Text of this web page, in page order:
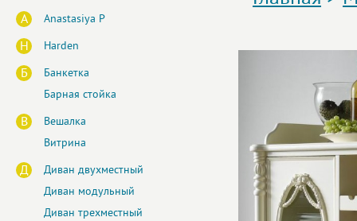
A Anastasiya P
H Harden
Б
Банкетка
Барная стойка
В
Вешалка
Витрина
Д
Диван двухместный
Диван модульный
Диван трехместный